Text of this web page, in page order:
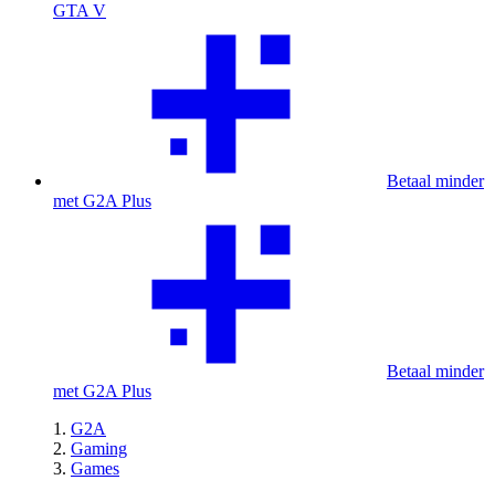
GTA V
Betaal minder
met G2A Plus
Betaal minder
met G2A Plus
G2A
Gaming
Games